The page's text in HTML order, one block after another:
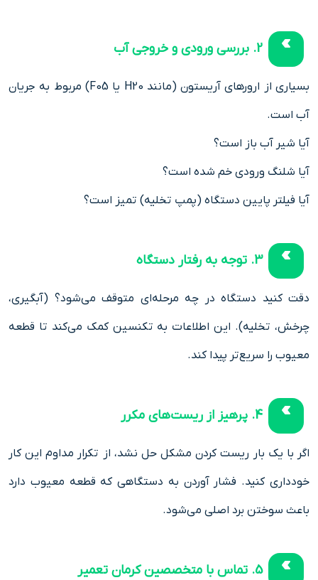
2. بررسی ورودی و خروجی آب
بسیاری از ارورهای آریستون (مانند H20 یا F05) مربوط به جریان
آب است.
آیا شیر آب باز است؟
آیا شلنگ ورودی خم شده است؟
آیا فیلتر پایین دستگاه (پمپ تخلیه) تمیز است؟
3. توجه به رفتار دستگاه
دقت کنید دستگاه در چه مرحله‌ای متوقف می‌شود؟ (آبگیری،
چرخش، تخلیه). این اطلاعات به تکنسین کمک می‌کند تا قطعه
معیوب را سریع‌تر پیدا کند.
4. پرهیز از ریست‌های مکرر
اگر با یک بار ریست کردن مشکل حل نشد، از تکرار مداوم این کار
خودداری کنید. فشار آوردن به دستگاهی که قطعه معیوب دارد
باعث سوختن برد اصلی می‌شود.
5. تماس با متخصصین کرمان تعمیر